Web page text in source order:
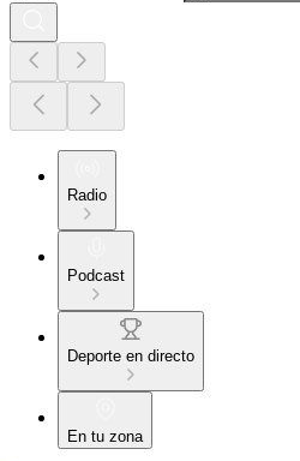
Radio
Podcast
Deporte en directo
En tu zona